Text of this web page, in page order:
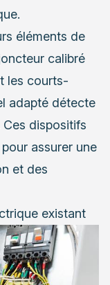
éléments de
calibré
les courts-
adapté détecte
dispositifs
assurer une
et des
existant